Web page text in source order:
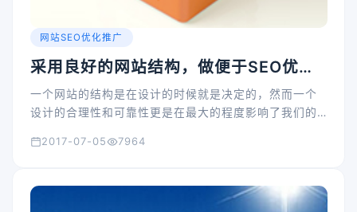
网站SEO优化推广
采用良好的网站结构，做便于SEO优化
的站点
一个网站的结构是在设计的时候就是决定的，然而一个
设计的合理性和可靠性更是在最大的程度影响了我们的
的站点布局的不合理的话这可能就是会影响我们进行的
是要把自己的站点进行大规模的改进，和明显，这是十
2017-07-05 7964